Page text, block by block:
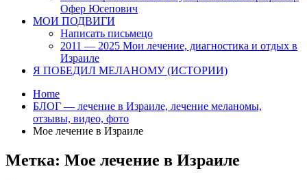
Офер Юсепович
МОИ ПОДВИГИ
Написать письмецо
2011 — 2025 Мои лечение, диагностика и отдых в
Израиле
Я ПОБЕДИЛ МЕЛАНОМУ (ИСТОРИИ)
Home
БЛОГ — лечение в Израиле, лечение меланомы,
отзывы, видео, фото
Мое лечение в Израиле
Метка: Мое лечение в Израиле